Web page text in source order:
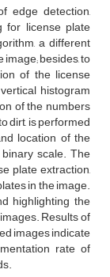
edge detection,
for license plate
a different
besides, to
of the license
histogram
of the numbers
dirt, is performed
location of the
scale. The
plate extraction,
in the image.
highlighting the
Results of
images indicate
rate of